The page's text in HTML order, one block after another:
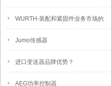
WURTH-装配和紧固件业务市场的
Jumo传感器
进口变送器品牌优势？
AEG功率控制器